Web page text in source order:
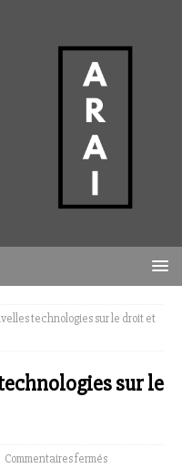
technologies sur le droit et
sur le
Commentaires fermés